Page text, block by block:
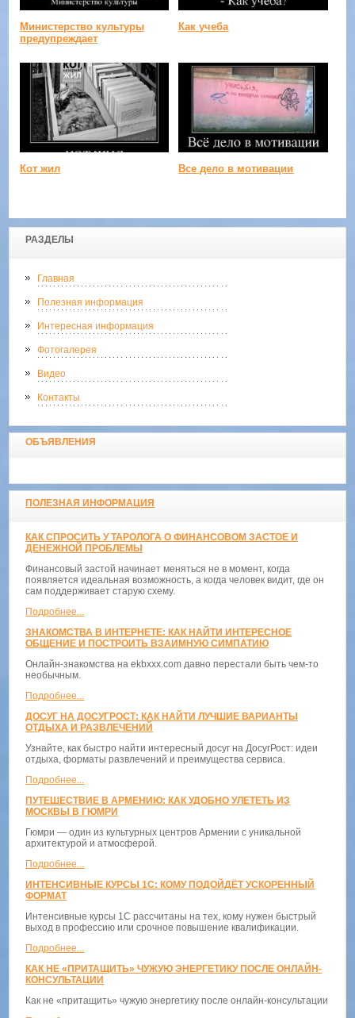
РАЗДЕЛЫ
Главная
Полезная информация
Интересная информация
Фотогалерея
Видео
Контакты
ОБЪЯВЛЕНИЯ
ПОЛЕЗНАЯ ИНФОРМАЦИЯ
КАК СПРОСИТЬ У ТАРОЛОГА О ФИНАНСОВОМ ЗАСТОЕ И
ДЕНЕЖНОЙ ПРОБЛЕМЫ
Финансовый застой начинает меняться не в момент, когда
появляется идеальная возможность, а когда человек видит, где он
сам поддерживает старую схему.
Подробнее...
ЗНАКОМСТВА В ИНТЕРНЕТЕ: КАК НАЙТИ ИНТЕРЕСНОЕ
ОБЩЕНИЕ И ПОСТРОИТЬ ВЗАИМНУЮ СИМПАТИЮ
Онлайн-знакомства на ekbxxx.com давно перестали быть чем-то
необычным.
Подробнее...
ДОСУГ НА ДОСУГРОСТ: КАК НАЙТИ ЛУЧШИЕ ВАРИАНТЫ
ОТДЫХА И РАЗВЛЕЧЕНИЙ
Узнайте, как быстро найти интересный досуг на ДосугРост: идеи
отдыха, форматы развлечений и преимущества сервиса.
Подробнее...
ПУТЕШЕСТВИЕ В АРМЕНИЮ: КАК УДОБНО УЛЕТЕТЬ ИЗ
МОСКВЫ В ГЮМРИ
Гюмри — один из культурных центров Армении с уникальной
архитектурой и атмосферой.
Подробнее...
ИНТЕНСИВНЫЕ КУРСЫ 1С: КОМУ ПОДОЙДЁТ УСКОРЕННЫЙ
ФОРМАТ
Интенсивные курсы 1С рассчитаны на тех, кому нужен быстрый
выход в профессию или срочное повышение квалификации.
Подробнее...
КАК НЕ «ПРИТАЩИТЬ» ЧУЖУЮ ЭНЕРГЕТИКУ ПОСЛЕ ОНЛАЙН-
КОНСУЛЬТАЦИИ
Как не «притащить» чужую энергетику после онлайн-консультации
Министерство культуры
предупреждает
Как учеба
Кот жил Все дело в мотивации